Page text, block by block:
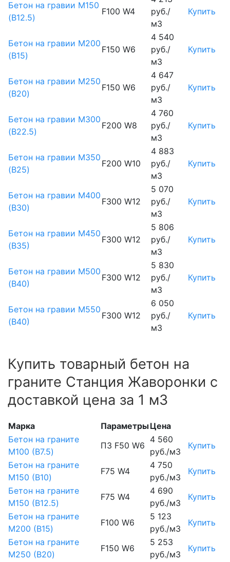
Бетон на гравии М150
(B12.5)
F100 W4
руб./
м3
Купить
Бетон на гравии М200
(B15)
F150 W6
4 540
руб./
м3
Купить
Бетон на гравии М250
(B20)
F150 W6
4 647
руб./
м3
Купить
Бетон на гравии М300
(B22.5)
F200 W8
4 760
руб./
м3
Купить
Бетон на гравии М350
(B25)
F200 W10
4 883
руб./
м3
Купить
Бетон на гравии М400
(B30)
F300 W12
5 070
руб./
м3
Купить
Бетон на гравии М450
(В35)
F300 W12
5 806
руб./
м3
Купить
Бетон на гравии М500
(В40)
F300 W12
5 830
руб./
м3
Купить
Бетон на гравии М550
(В40)
F300 W12
6 050
руб./
м3
Купить
Купить товарный бетон на
граните Станция Жаворонки с
доставкой цена за 1 м3
Марка ПараметрыЦена
Бетон на граните
М100 (B7.5)
П3 F50 W6
4 560
руб./м3
Купить
Бетон на граните
М150 (B10)
F75 W4
4 750
руб./м3
Купить
Бетон на граните
М150 (B12.5)
F75 W4
4 690
руб./м3
Купить
Бетон на граните
М200 (B15)
F100 W6
5 123
руб./м3
Купить
Бетон на граните
М250 (B20)
F150 W6
5 253
руб./м3
Купить